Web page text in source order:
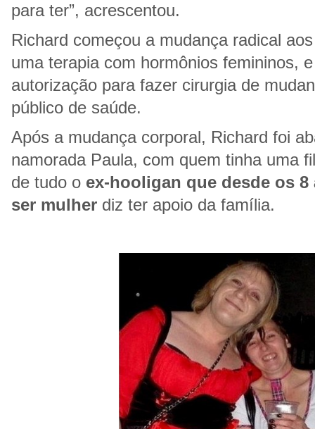
para ter”, acrescentou.
Richard começou a mudança radical
uma terapia com hormônios femininos,
autorização para fazer cirurgia de
público de saúde.
Após a mudança corporal, Richard foi
namorada Paula, com quem tinha uma
de tudo o ex-hooligan que desde os
ser mulher diz ter apoio da família.